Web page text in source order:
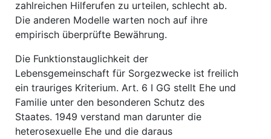
zahlreichen Hilferufen zu urteilen, schlecht ab.
Die anderen Modelle warten noch auf ihre
empirisch überprüfte Bewährung.
Die Funktionstauglichkeit der
Lebensgemeinschaft für Sorgezwecke ist freilich
ein trauriges Kriterium. Art. 6 I GG stellt Ehe und
Familie unter den besonderen Schutz des
Staates. 1949 verstand man darunter die
heterosexuelle Ehe und die daraus